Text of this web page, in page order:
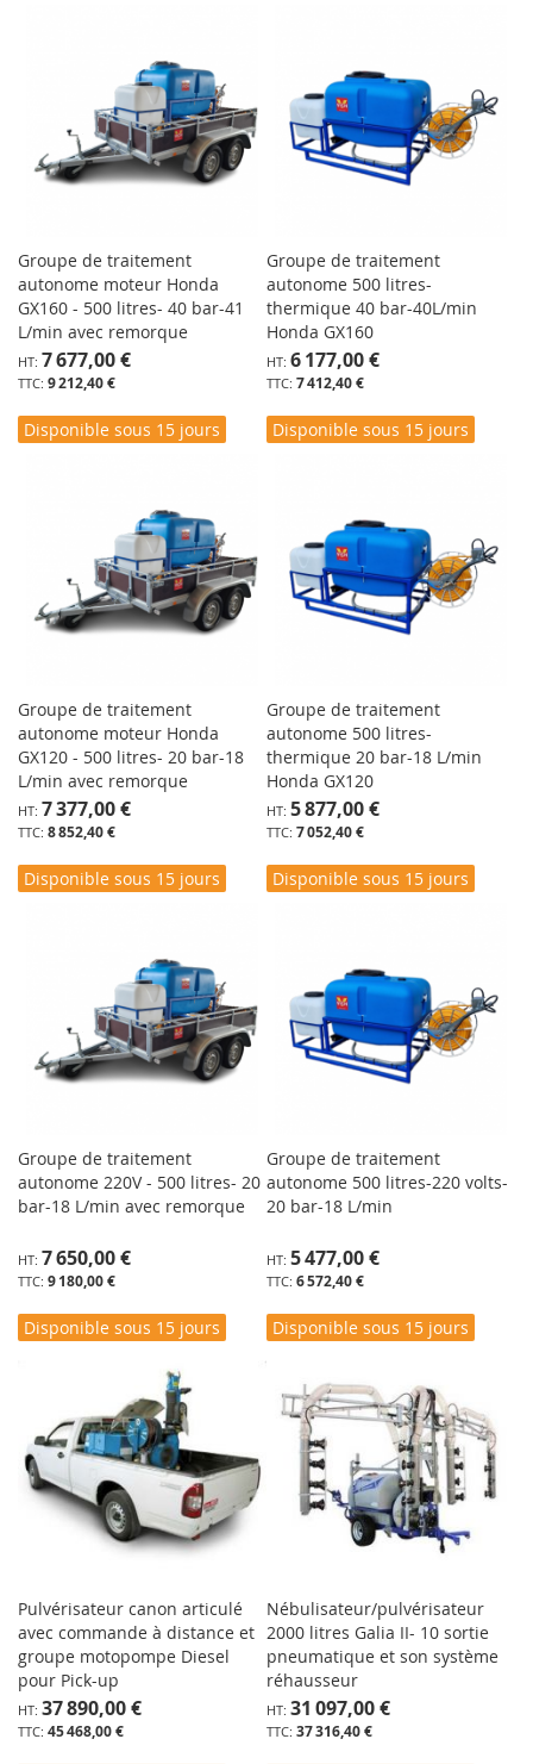
Groupe de traitement
autonome moteur Honda
GX160 - 500 litres- 40 bar-41
L/min avec remorque
9 212,40 €
7 677,00 €
Disponible sous 15 jours
Groupe de traitement
autonome 500 litres-
thermique 40 bar-40L/min
Honda GX160
7 412,40 €
6 177,00 €
Disponible sous 15 jours
Groupe de traitement
autonome moteur Honda
GX120 - 500 litres- 20 bar-18
L/min avec remorque
8 852,40 €
7 377,00 €
Disponible sous 15 jours
Groupe de traitement
autonome 500 litres-
thermique 20 bar-18 L/min
Honda GX120
7 052,40 €
5 877,00 €
Disponible sous 15 jours
Groupe de traitement
autonome 220V - 500 litres- 20
bar-18 L/min avec remorque
9 180,00 €
7 650,00 €
Disponible sous 15 jours
Groupe de traitement
autonome 500 litres-220 volts-
20 bar-18 L/min
6 572,40 €
5 477,00 €
Disponible sous 15 jours
Pulvérisateur canon articulé
avec commande à distance et
groupe motopompe Diesel
pour Pick-up
45 468,00 €
37 890,00 €
Nébulisateur/pulvérisateur
2000 litres Galia II- 10 sortie
pneumatique et son système
réhausseur
37 316,40 €
31 097,00 €